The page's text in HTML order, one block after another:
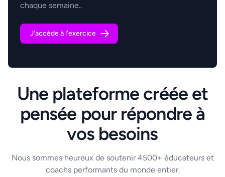
chaque semaine..
J'accède à l'exercice
Une plateforme créée et
pensée pour répondre à
vos besoins
Nous sommes heureux de soutenir 4500+ éducateurs et
coachs performants du monde entier.